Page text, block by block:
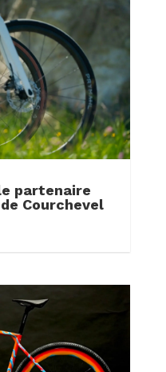
partenaire
Courchevel